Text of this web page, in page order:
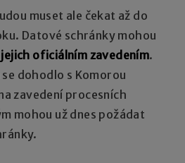
muset ale čekat až do
Datové schránky mohou
oficiálním zavedením.
dohodlo s Komorou
zavedení procesních
mohou už dnes požádat